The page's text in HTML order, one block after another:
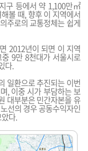
구 등에서 약 1,100만㎡
볼 때, 향후 이 지역에서
주로의 교통정체는 쉽게
2012년이 되면 이 지역
9만 8천대가 서울시로
다.
일환으로 추진되는 이번
, 이중 시가 부담하는 보
대부분은 민간자본을 유
선의 경우 공동수익자인
다.